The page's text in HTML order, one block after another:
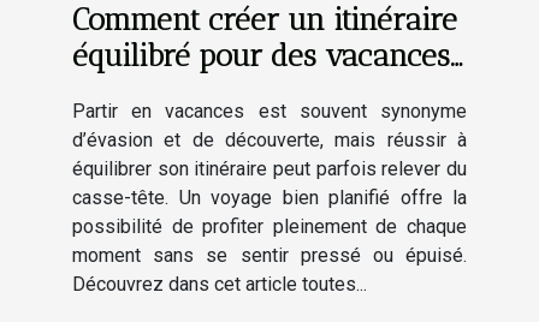
Comment créer un itinéraire
équilibré pour des vacances
Partir en vacances est souvent synonyme
d’évasion et de découverte, mais réussir à
équilibrer son itinéraire peut parfois relever du
casse-tête. Un voyage bien planifié offre la
possibilité de profiter pleinement de chaque
moment sans se sentir pressé ou épuisé.
Découvrez dans cet article toutes...